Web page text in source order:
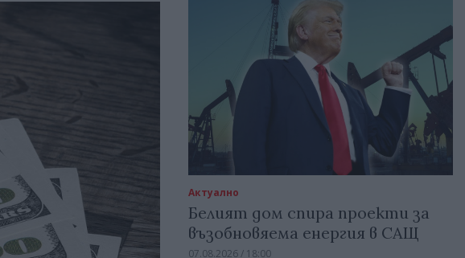
Актуално
Белият дом спира проекти за
възобновяема енергия в САЩ
07.08.2026 / 18:00